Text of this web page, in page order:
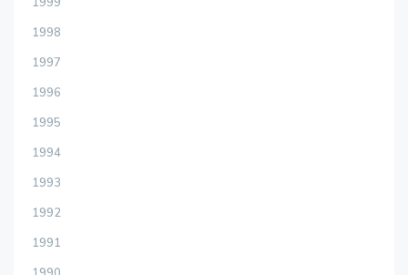
1998
1997
1996
1995
1994
1993
1992
1991